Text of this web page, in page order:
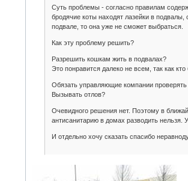
Суть проблемы - согласно правилам
бродячие коты находят лазейки в
подвале, то она уже не сможет выбраться.
Как эту проблему решить?
Разрешить кошкам жить в подвалах?
Это понравится далеко не всем, так как
Обязать управляющие компании
Вызывать отлов?
Очевидного решения нет. Поэтому в
антисанитарию в домах разводить нельзя.
И отдельно хочу сказать спасибо